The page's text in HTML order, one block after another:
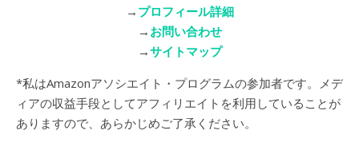
→ プロフィール詳細
→ お問い合わせ
→サイトマップ
*私はAmazonアソシエイト・プログラムの参加者です。メデ
ィアの収益手段としてアフィリエイトを利用していることが
ありますので、あらかじめご了承ください。